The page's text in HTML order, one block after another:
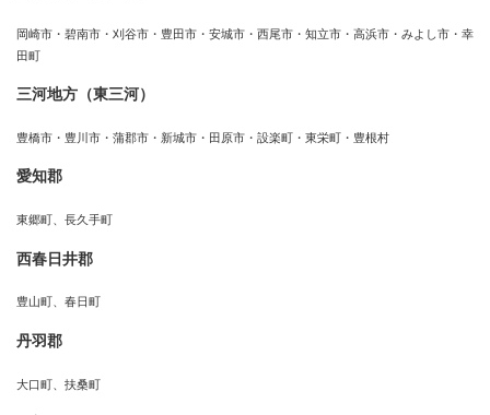
岡崎市・碧南市・刈谷市・豊田市・安城市・西尾市・知立市・高浜市・みよし市・幸
田町
三河地方（東三河）
豊橋市・豊川市・蒲郡市・新城市・田原市・設楽町・東栄町・豊根村
愛知郡
東郷町、長久手町
西春日井郡
豊山町、春日町
丹羽郡
大口町、扶桑町